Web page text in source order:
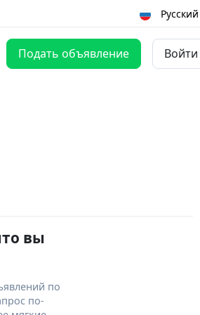
Русский
Подать объявление Войти
вы
по
по-